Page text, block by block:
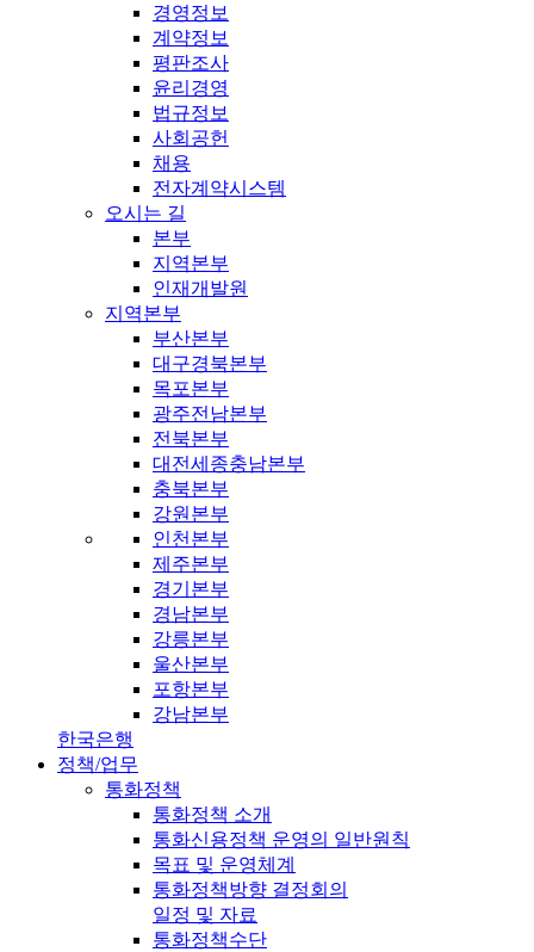
경영정보
계약정보
평판조사
윤리경영
법규정보
사회공헌
채용
전자계약시스템
오시는 길
본부
지역본부
인재개발원
지역본부
부산본부
대구경북본부
목포본부
광주전남본부
전북본부
대전세종충남본부
충북본부
강원본부
인천본부
제주본부
경기본부
경남본부
강릉본부
울산본부
포항본부
강남본부
한국은행
정책/업무
통화정책
통화정책 소개
통화신용정책 운영의 일반원칙
목표 및 운영체계
통화정책방향 결정회의
일정 및 자료
통화정책수단